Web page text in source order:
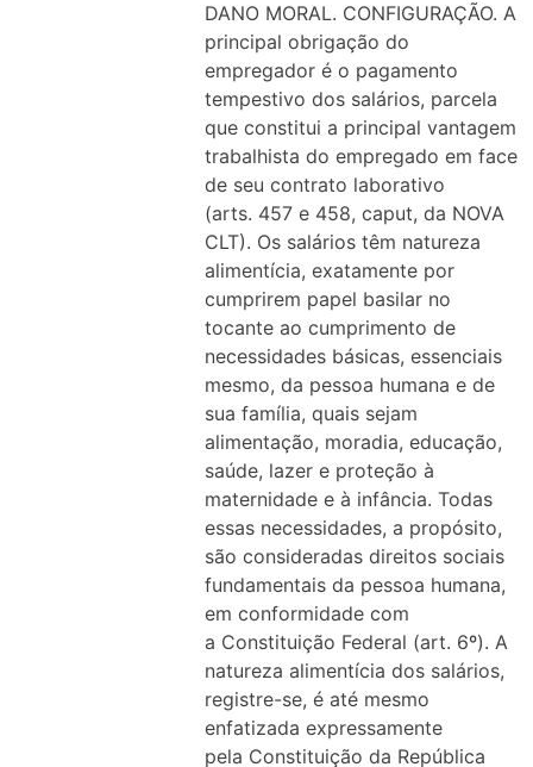
DANO MORAL. CONFIGURAÇÃO. A
principal obrigação do
empregador é o pagamento
tempestivo dos salários, parcela
que constitui a principal vantagem
trabalhista do empregado em face
de seu contrato laborativo
(arts. 457 e 458, caput, da NOVA
CLT). Os salários têm natureza
alimentícia, exatamente por
cumprirem papel basilar no
tocante ao cumprimento de
necessidades básicas, essenciais
mesmo, da pessoa humana e de
sua família, quais sejam
alimentação, moradia, educação,
saúde, lazer e proteção à
maternidade e à infância. Todas
essas necessidades, a propósito,
são consideradas direitos sociais
fundamentais da pessoa humana,
em conformidade com
a Constituição Federal (art. 6º). A
natureza alimentícia dos salários,
registre-se, é até mesmo
enfatizada expressamente
pela Constituição da República